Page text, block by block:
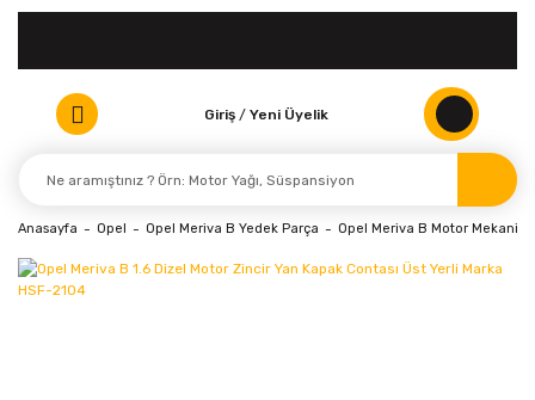
Giriş / Yeni Üyelik
Anasayfa Opel Opel Meriva B Yedek Parça Opel Meriva B Motor Mekanik